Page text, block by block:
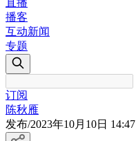
直播
播客
互动新闻
专题
订阅
陈秋雁
发布/2023年10月10日 14:47